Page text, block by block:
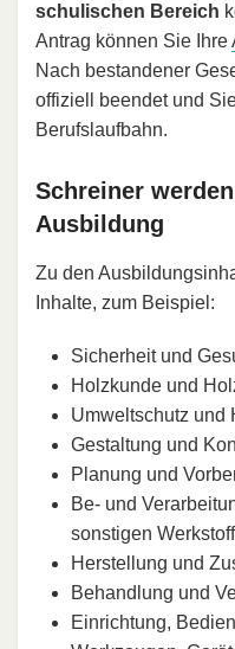
schulischen Bereich
Antrag können Sie Ihre
Nach bestandener
offiziell beendet und
Berufslaufbahn.
Schreiner
Ausbildung
Zu den
Inhalte, zum Beispiel:
Sicherheit und
Holzkunde und
Umweltschutz und
Gestaltung und
Planung und
Be- und
sonstigen
Herstellung und
Behandlung und
Einrichtung,